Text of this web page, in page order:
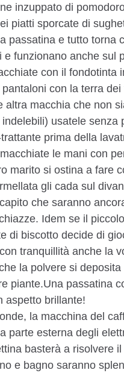
inzuppato di
piatti sporcate di
passatina e tutto torna
e funzionano anche sul
con il fondotinta
pantaloni con la terra
altra macchia che non
usatele senza
prima della
le mani con
marito si ostina a fare
gli cada sul
che saranno
Idem se il
di biscotto decide di
tranquillità anche la
la polvere si
piante.Una passatina
aspetto brillante!
la macchina del
parte esterna degli
basterà a risolvere
e bagno saranno